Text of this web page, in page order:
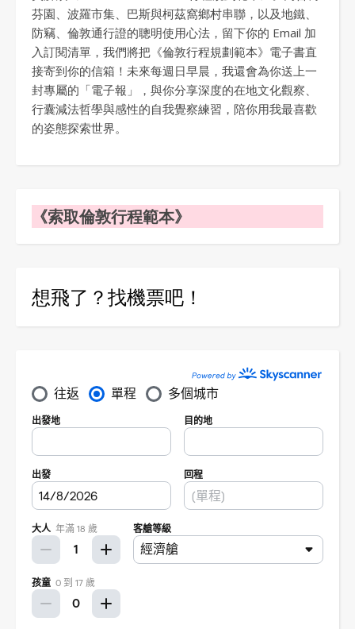
芬園、波羅市集、巴斯與柯茲窩鄉村串聯，以及地鐵、
防竊、倫敦通行證的聰明使用心法，留下你的 Email 加
入訂閱清單，我們將把《倫敦行程規劃範本》電子書直
接寄到你的信箱！未來每週日早晨，我還會為你送上一
封專屬的「電子報」，與你分享深度的在地文化觀察、
行囊減法哲學與感性的自我覺察練習，陪你用我最喜歡
的姿態探索世界。
《索取倫敦行程範本》
想飛了？找機票吧！